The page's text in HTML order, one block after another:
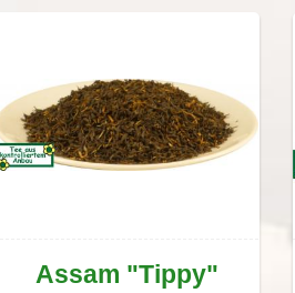
Assam "Tippy"